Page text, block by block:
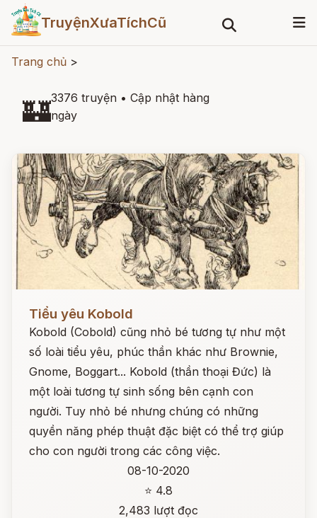
TruyệnXưaTíchCũ
Trang chủ >
🏰3376 truyện • Cập nhật hàng
ngày
Đọc ngay
Tiểu yêu Kobold
Kobold (Cobold) cũng nhỏ bé tương tự như một
số loài tiểu yêu, phúc thần khác như Brownie,
Gnome, Boggart... Kobold (thần thoại Đức) là
một loài tương tự sinh sống bên cạnh con
người. Tuy nhỏ bé nhưng chúng có những
quyền năng phép thuật đặc biệt có thể trợ giúp
cho con người trong các công việc.
08-10-2020
⭐ 4.8
2,483 lượt đọc